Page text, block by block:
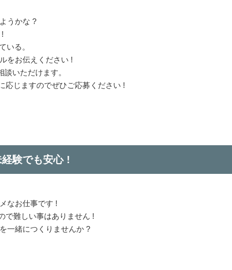
うかな ?
いる。
をお伝えください !
いただけます。
応じますのでぜひご応募ください !
験でも安心 !
なお仕事です !
で難しい事はありません !
一緒につくりませんか ?